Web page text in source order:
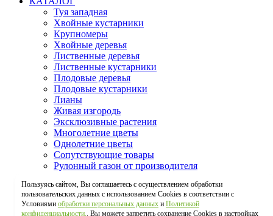
Туя западная
Хвойные кустарники
Крупномеры
Хвойные деревья
Лиственные деревья
Лиственные кустарники
Плодовые деревья
Плодовые кустарники
Лианы
Живая изгородь
Эксклюзивные растения
Многолетние цветы
Однолетние цветы
Сопутствующие товары
Рулонный газон от производителя
О НАС
ПАРТНЕРАМ / ОПТ
УСЛУГИ
Пользуясь сайтом, Вы соглашаетесь с осуществлением обработки
пользовательских данных с использованием Cookies в соответствии с
Условиями обработки персональных данных и Политикой
конфиденциальности.. Вы можете запретить сохранение Cookies в настройках